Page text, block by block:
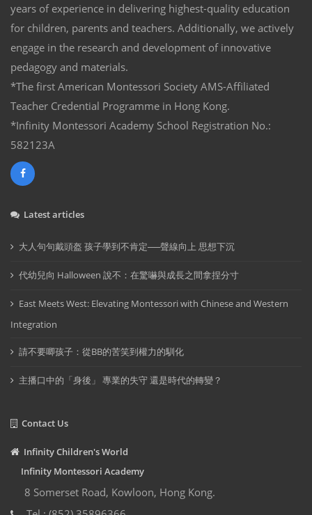
years of experience in delivering highest-quality education
for children, parents and teachers. Additionally, we actively
engage in the research and development of innovative
pedagogy and materials.
*The first American Montessori Society AMS-Affiliated
Teacher Credential Programme in Hong Kong.
*Infinity Montessori Academy School Registration No.:
582123A
Latest articles
大人句句戴頭盔 孩子學到不肯定──聲線向上 思想下沉
代幼兒向 Halloween 說不：在驚嚇與成長之間拿捏分寸
East Meets West: Elevating Montessori with Chinese and Western
Integration
請不要唧孩子：從BB的苦笑到權力的馴化
主播口中的「身後」 專業的失守 還是時代的轉變？
Contact Us
Infinity Children's World
Infinity Montessori Academy
8 Somerset Road, Kowloon, Hong Kong.